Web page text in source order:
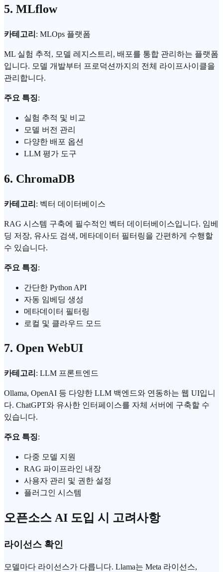
5. MLflow
카테고리 : MLOps 플랫폼
ML 실험 추적, 모델 레지스트리, 배포를 통합 관리하는 플랫폼
입니다. 모델 개발부터 프로덕션까지의 전체 라이프사이클을
관리합니다.
주요 특징:
실험 추적 및 비교
모델 버전 관리
다양한 배포 옵션
LLM 평가 도구
6. ChromaDB
카테고리 : 벡터 데이터베이스
RAG 시스템 구축에 필수적인 벡터 데이터베이스입니다. 임베
딩 저장, 유사도 검색, 메타데이터 필터링을 간편하게 수행할
수 있습니다.
주요 특징:
간단한 Python API
자동 임베딩 생성
메타데이터 필터링
로컬 및 클라우드 모드
7. Open WebUI
카테고리 : LLM 프론트엔드
Ollama, OpenAI 등 다양한 LLM 백엔드와 연동하는 웹 UI입니
다. ChatGPT와 유사한 인터페이스를 자체 서버에 구축할 수
있습니다.
주요 특징:
다중 모델 지원
RAG 파이프라인 내장
사용자 관리 및 권한 설정
플러그인 시스템
오픈소스 AI 도입 시 고려사항
라이선스 확인
모델마다 라이선스가 다릅니다. Llama는 Meta 라이선스,